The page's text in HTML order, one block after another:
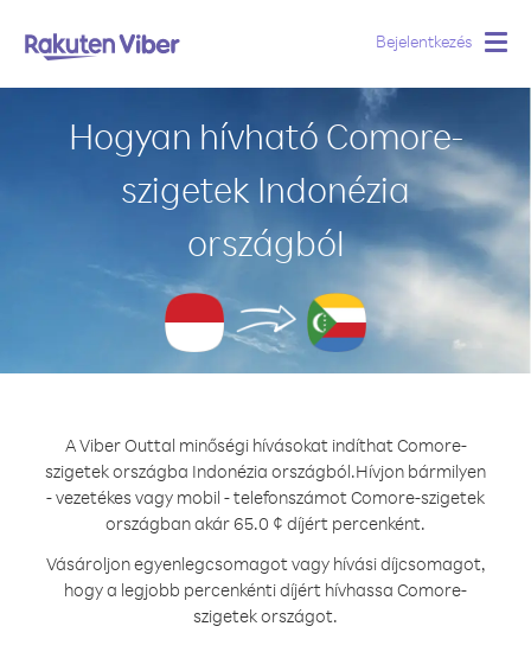
Bejelentkezés
Hogyan hívható Comore-
szigetek Indonézia
országból
A Viber Outtal minőségi hívásokat indíthat Comore-
szigetek országba Indonézia országból.Hívjon bármilyen
- vezetékes vagy mobil - telefonszámot Comore-szigetek
országban akár 65.0 ¢ díjért percenként.
Vásároljon egyenlegcsomagot vagy hívási díjcsomagot,
hogy a legjobb percenkénti díjért hívhassa Comore-
szigetek országot.